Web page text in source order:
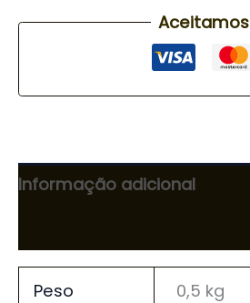
Aceitamos
Informação adicional
Peso 0,5 kg